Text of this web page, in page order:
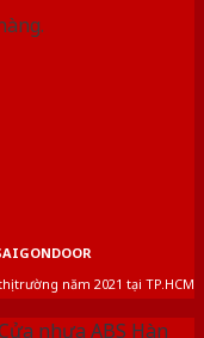
trường năm 2021 tại TP.HCM
nhựa ABS Hàn